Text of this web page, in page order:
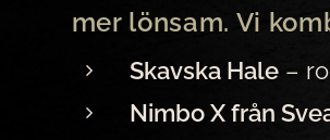
mer lönsam. Vi
Skavska Hale–
Nimbo X från